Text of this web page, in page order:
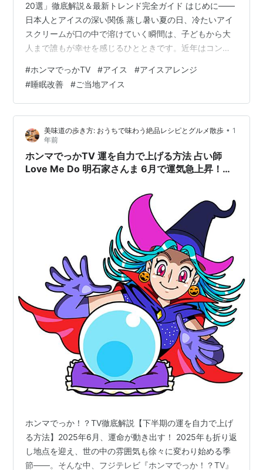
20選」徹底解説＆最新トレンド完全ガイド はじめに――
日本人とアイスの深い関係 蒸し暑い夏の日、冷たいアイ
スクリームが口の中で溶けていく瞬間は、子どもから大
人まで誰もが幸せを感じるひとときです。近年はコンビ
問わず「おやつ」や「食後のデザート」としてだけでな
く、睡眠・健康・リラックス・ダイエットなど多様な側
面からも注目を集めています。 2024年7月放送の「ホン
マでっか!?TV」では、そんなアイスの知られざる効果や
意外な事実、専門家ならではの解説、最新アレンジレシ
ピ、健康トレンド、ご当地アイス…
#ホンマでっかTV #アイス #アイスアレンジ
#睡眠改善 #ご当地アイス
美味道の歩き方: おうちで味わう絶品レシピとグルメ散歩 • 1
年前
ホンマでっかTV 運を自力で上げる方法 占い師
Love Me Do 明石家さんま 6月で運気急上昇！焼
ホンマでっか！？TV徹底解説【下半期の運を自力で上げ
る方法】2025年6月、運命が動き出す！ 2025年も折り返
し地点を迎え、世の中の雰囲気も徐々に変わり始める季
節――。そんな中、フジテレビ『ホンマでっか！？TV』